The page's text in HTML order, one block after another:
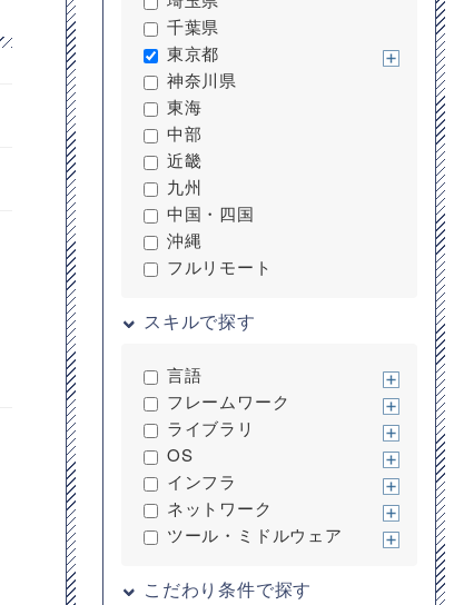
千葉県
東京都
神奈川県
東海
中部
近畿
九州
中国・四国
沖縄
フルリモート
スキルで探す
言語
フレームワーク
ライブラリ
OS
インフラ
ネットワーク
ツール・ミドルウェア
こだわり条件で探す